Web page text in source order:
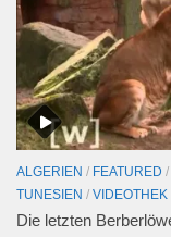
ALGERIEN / FEATURED /
TUNESIEN / VIDEOTHEK
Die letzten